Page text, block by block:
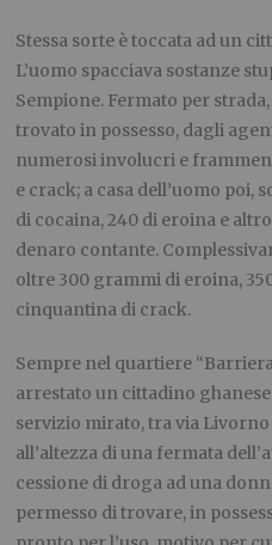
Stessa sorte è toccata ad un
L’uomo spacciava sostanze
Sempione. Fermato per
trovato in possesso, dagli
numerosi involucri e
e crack; a casa dell’uomo poi,
di cocaina, 240 di eroina e
denaro contante.
oltre 300 grammi di eroina,
cinquantina di crack.
Sempre nel quartiere
arrestato un cittadino
servizio mirato, tra via Livorno
all’altezza di una fermata
cessione di droga ad una
permesso di trovare, in